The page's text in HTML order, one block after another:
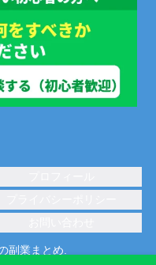
副業まとめ.